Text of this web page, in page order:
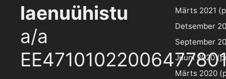
laenuühistu
a/a
Märts 2021
Detsember
September
Juuni 2020
Märts 2020